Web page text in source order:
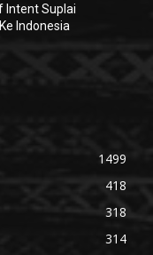
Intent Suplai
Indonesia
1499
418
318
314